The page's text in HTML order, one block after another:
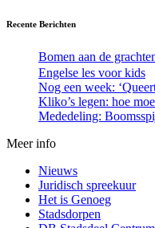
Recente Berichten
Bomen aan de
Engelse les voor kids
Nog een week:
Kliko’s legen: hoe
Mededeling:
Meer info
Nieuws
Juridisch spreekuur
Het is Genoeg
Stadsdorpen